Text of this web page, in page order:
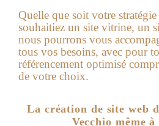
Quelle que soit votre
souhaitiez un site vitrine, un
nous pourrons vous
tous vos besoins, avec pour
référencement optimisé
de votre choix.
La création de site web
Vecchio même